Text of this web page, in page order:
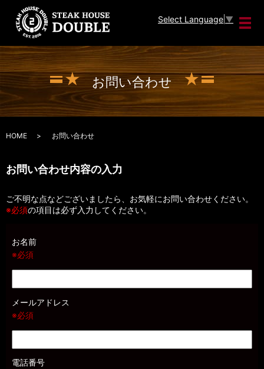
Select Language ▼
メ
お問い合わせ
HOME お問い合わせ
お問い合わせ内容の入力
ご不明な点などございましたら、お気軽にお問い合わせください。
※必須の項目は必ず入力してください。
お名前
※必須
メールアドレス
※必須
電話番号